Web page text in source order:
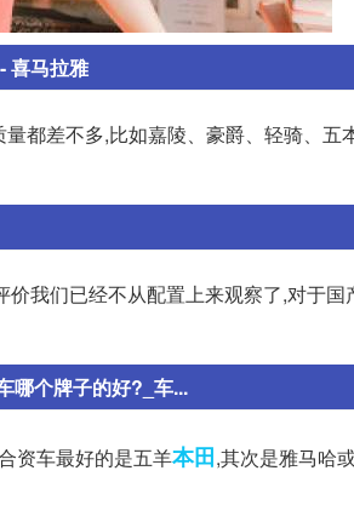
喜马拉雅
都差不多,比如嘉陵、豪爵、轻骑、
我们已经不从配置上来观察了,对于
哪个牌子的好?_车...
资车最好的是五羊本田,其次是雅马哈